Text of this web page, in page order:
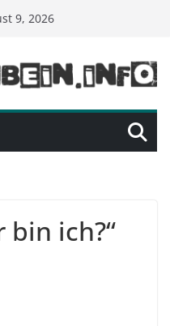
9, 2026
bin ich?“